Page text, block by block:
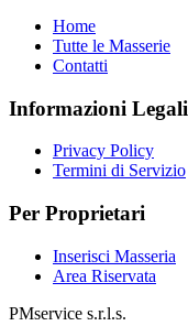
Home
Tutte le Masserie
Contatti
Informazioni Legali
Privacy Policy
Termini di Servizio
Per Proprietari
Inserisci Masseria
Area Riservata
PMservice s.r.l.s.